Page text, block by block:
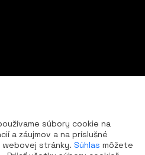
súbory cookie na
a záujmov a na príslušné
webovej stránky. Súhlas môžete